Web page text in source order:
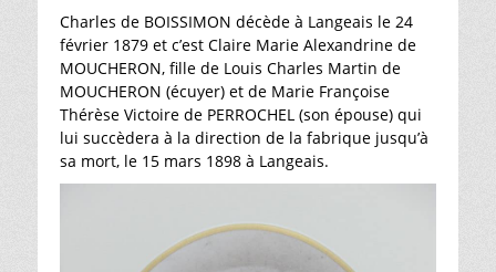
Charles de BOISSIMON décède à Langeais le 24
février 1879 et c’est Claire Marie Alexandrine de
MOUCHERON, fille de Louis Charles Martin de
MOUCHERON (écuyer) et de Marie Françoise
Thérèse Victoire de PERROCHEL (son épouse) qui
lui succèdera à la direction de la fabrique jusqu’à
sa mort, le 15 mars 1898 à Langeais.